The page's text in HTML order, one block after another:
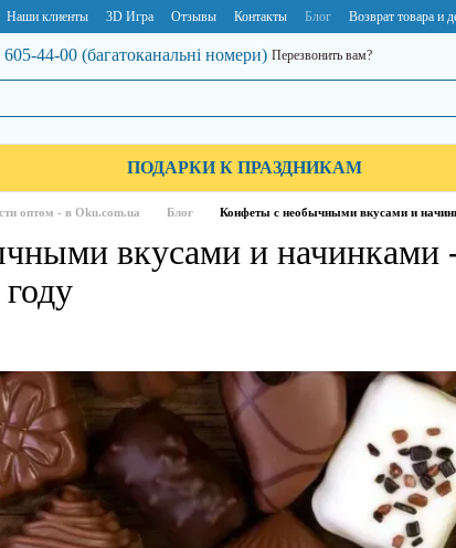
Наши клиенты 3D Игра Отзывы Контакты Блог Возврат товара и
44-00 (багатоканальні номери) Перезвонить вам?
ПОДАРКИ К ПРАЗДНИКАМ
оптом - в Oku.com.ua Блог Конфеты с необычными вкусами и
вкусами и начинками